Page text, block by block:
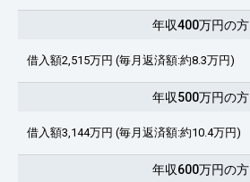
年収400万円の方
借入額2,515万円 (毎月返済額:約8.3万円)
年収500万円の方
借入額3,144万円 (毎月返済額:約10.4万円)
年収600万円の方